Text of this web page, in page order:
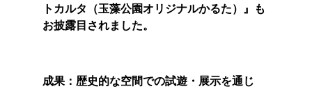
トカルタ（玉藻公園オリジナルかるた）』も
お披露目されました。
成果：歴史的な空間での試遊・展示を通じ